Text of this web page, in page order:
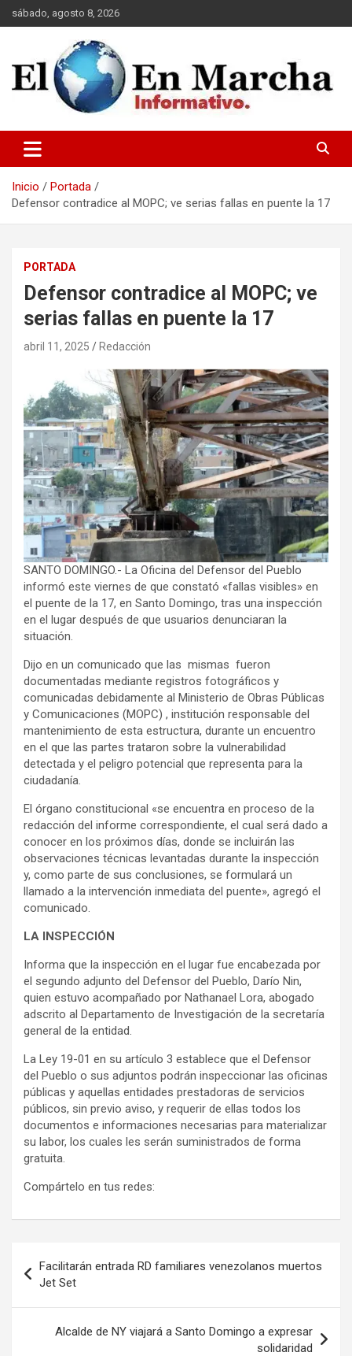
Saltar
al
sábado, agosto 8, 2026
elmundoenmarcha.net
Inicio
Portada
Defensor contradice al MOPC; ve serias fallas en puente la 17
PORTADA
Defensor contradice al MOPC; ve
serias fallas en puente la 17
abril 11, 2025 Redacción
SANTO DOMINGO.- La Oficina del Defensor del Pueblo
informó este viernes de que constató «fallas visibles» en
el puente de la 17, en Santo Domingo, tras una inspección
en el lugar después de que usuarios denunciaran la
situación.
Dijo en un comunicado que las mismas fueron
documentadas mediante registros fotográficos y
comunicadas debidamente al Ministerio de Obras Públicas
y Comunicaciones (MOPC) , institución responsable del
mantenimiento de esta estructura, durante un encuentro
en el que las partes trataron sobre la vulnerabilidad
detectada y el peligro potencial que representa para la
ciudadanía.
El órgano constitucional «se encuentra en proceso de la
redacción del informe correspondiente, el cual será dado a
conocer en los próximos días, donde se incluirán las
observaciones técnicas levantadas durante la inspección
y, como parte de sus conclusiones, se formulará un
llamado a la intervención inmediata del puente», agregó el
comunicado.
LA INSPECCIÓN
Informa que la inspección en el lugar fue encabezada por
el segundo adjunto del Defensor del Pueblo, Darío Nin,
quien estuvo acompañado por Nathanael Lora, abogado
adscrito al Departamento de Investigación de la secretaría
general de la entidad.
La Ley 19-01 en su artículo 3 establece que el Defensor
del Pueblo o sus adjuntos podrán inspeccionar las oficinas
públicas y aquellas entidades prestadoras de servicios
públicos, sin previo aviso, y requerir de ellas todos los
documentos e informaciones necesarias para materializar
su labor, los cuales les serán suministrados de forma
gratuita.
Compártelo en tus redes:
de
entradas
Facilitarán entrada RD familiares venezolanos muertos
Jet Set
Alcalde de NY viajará a Santo Domingo a expresar
solidaridad